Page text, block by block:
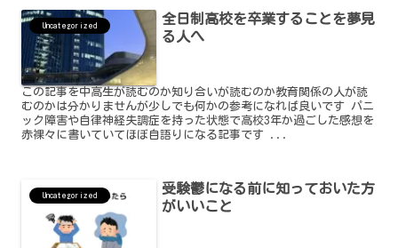
Uncategorized
全日制高校を卒業することを夢見
る人へ
この記事を中高生が読むのか知り合いが読むのか教育関係の人が読
むのかは分かりませんが少しでも何かの参考になれば良いです パニ
ック障害や自律神経失調症を持った状態で高校3年か過ごした感想を
赤裸々に書いていてほぼ自語りになる記事です ...
Uncategorized
受験鬱になる前に知っておいた方
がいいこと